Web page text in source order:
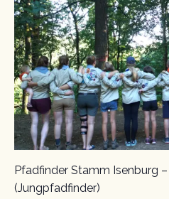
Pfadfinder Stamm Isenburg
(Jungpfadfinder)